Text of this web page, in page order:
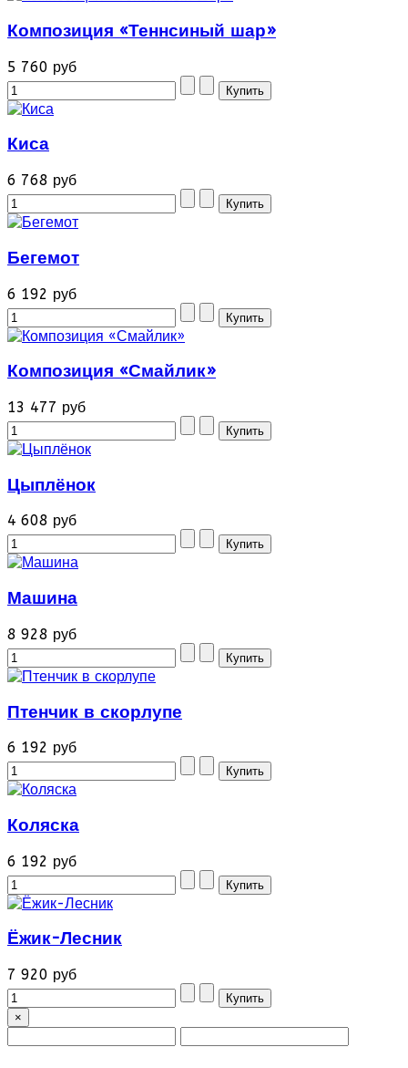
Композиция «Теннсиный шар»
5 760 руб
Киса
6 768 руб
Бегемот
6 192 руб
Композиция «Смайлик»
13 477 руб
Цыплёнок
4 608 руб
Машина
8 928 руб
Птенчик в скорлупе
6 192 руб
Коляска
6 192 руб
Ёжик-Лесник
7 920 руб
×